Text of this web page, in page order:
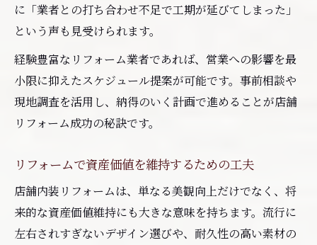
に「業者との打ち合わせ不足で工期が延びてしまった」
という声も見受けられます。
経験豊富なリフォーム業者であれば、営業への影響を最
小限に抑えたスケジュール提案が可能です。事前相談や
現地調査を活用し、納得のいく計画で進めることが店舗
リフォーム成功の秘訣です。
リフォームで資産価値を維持するための工夫
店舗内装リフォームは、単なる美観向上だけでなく、将
来的な資産価値維持にも大きな意味を持ちます。流行に
左右されすぎないデザイン選びや、耐久性の高い素材の